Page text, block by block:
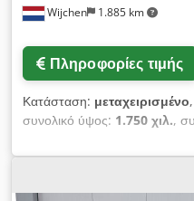
Wijchen 1.885 km
Πληροφορίες τιμής
Κατάσταση: μεταχειρισμένο
συνολικό ύψος: 1.750 χιλ.,
αιτήματος - Έτος
Όχι - Υπάρχει πιστοποίηση
103 - Αριθμός μονάδων